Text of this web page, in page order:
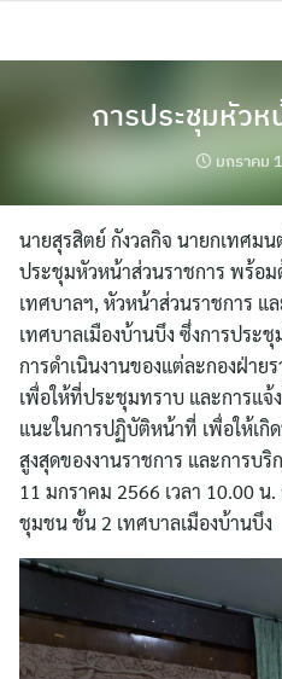
การประชุมหัวห
มกราคม
นายสุรสิตย์ กังวลกิจ นายกเทศมน
ประชุมหัวหน้าส่วนราชการ พร้อ
เทศบาลฯ, หัวหน้าส่วนราชการ แ
เทศบาลเมืองบ้านบึง ซึ่งการประ
การดำเนินงานของแต่ละกองฝ่า
เพื่อให้ที่ประชุมทราบ และการแ
แนะในการปฏิบัติหน้าที่ เพื่อให้เ
สูงสุดของงานราชการ และการบ
11 มกราคม 2566 เวลา 10.00
ชุมชน ชั้น 2 เทศบาลเมืองบ้านบึง